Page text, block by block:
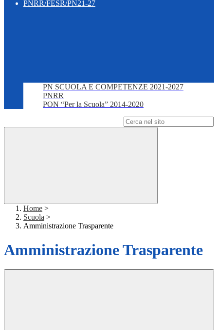
PNRR/FESR/PN21-27
PN SCUOLA E COMPETENZE 2021-2027
PNRR
PON “Per la Scuola” 2014-2020
Home >
Scuola >
Amministrazione Trasparente
Amministrazione Trasparente